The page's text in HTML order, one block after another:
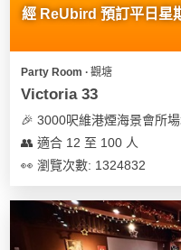
經 ReUbird 預訂平日星
Party Room ∙ 觀塘
Victoria 33
🎉 3000呎維港煙海景會所
👥 適合 12 至 100 人
👀 瀏覽次數: 1324832